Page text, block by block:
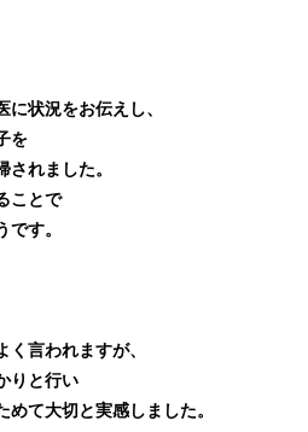
状況をお伝えし、
を
れました。
ことで
す。
く言われますが、
りと行い
て大切と実感しました。